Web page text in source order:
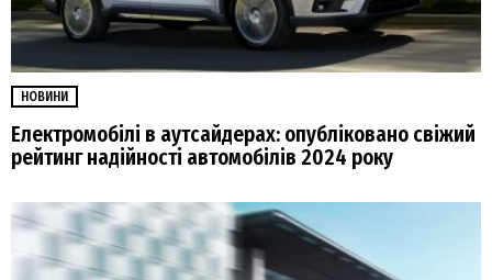
НОВИНИ
Електромобілі в аутсайдерах: опубліковано свіжий
рейтинг надійності автомобілів 2024 року